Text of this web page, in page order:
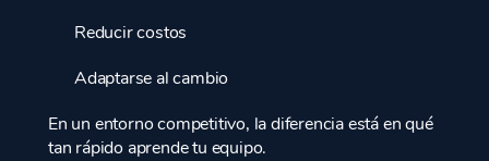
Reducir costos
Adaptarse al cambio
En un entorno competitivo, la diferencia está en qué
tan rápido aprende tu equipo.